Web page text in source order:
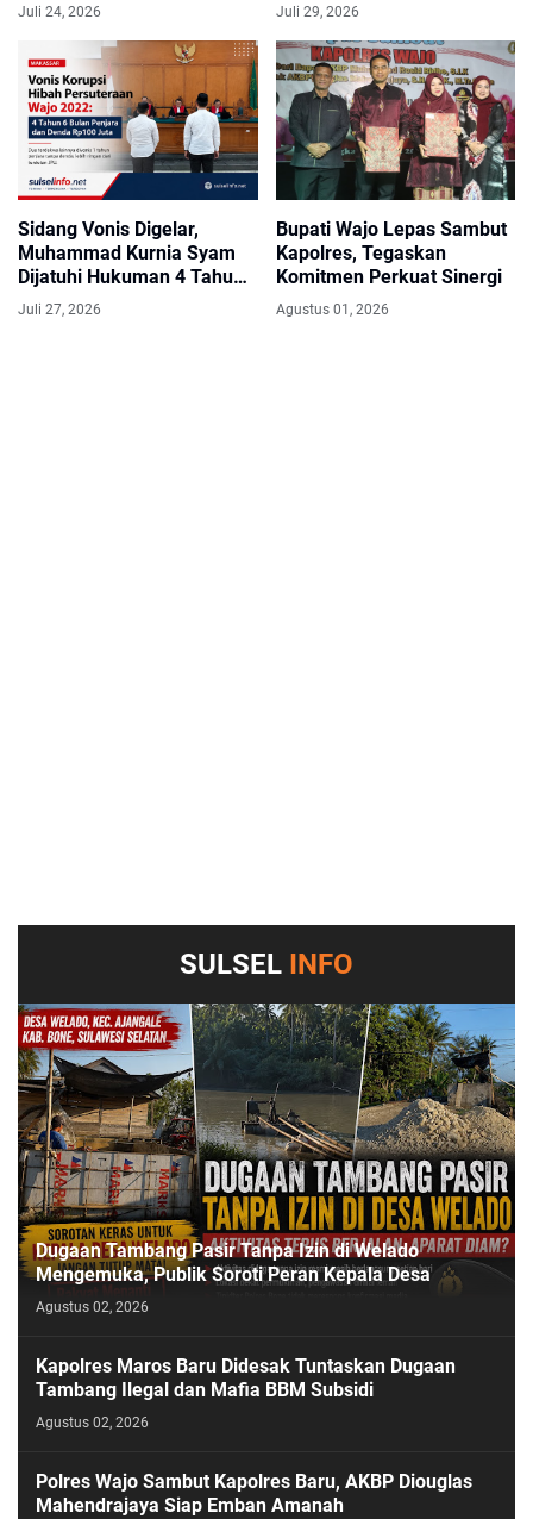
Juli 24, 2026 Juli 29, 2026
Sidang Vonis Digelar,
Muhammad Kurnia Syam
Dijatuhi Hukuman 4 Tahun
6 Bulan Penjara
Juli 27, 2026
Bupati Wajo Lepas Sambut
Kapolres, Tegaskan
Komitmen Perkuat Sinergi
Agustus 01, 2026
SULSEL INFO
Dugaan Tambang Pasir Tanpa Izin di Welado
Mengemuka, Publik Soroti Peran Kepala Desa
Agustus 02, 2026
Kapolres Maros Baru Didesak Tuntaskan Dugaan
Tambang Ilegal dan Mafia BBM Subsidi
Agustus 02, 2026
Polres Wajo Sambut Kapolres Baru, AKBP Diouglas
Mahendrajaya Siap Emban Amanah